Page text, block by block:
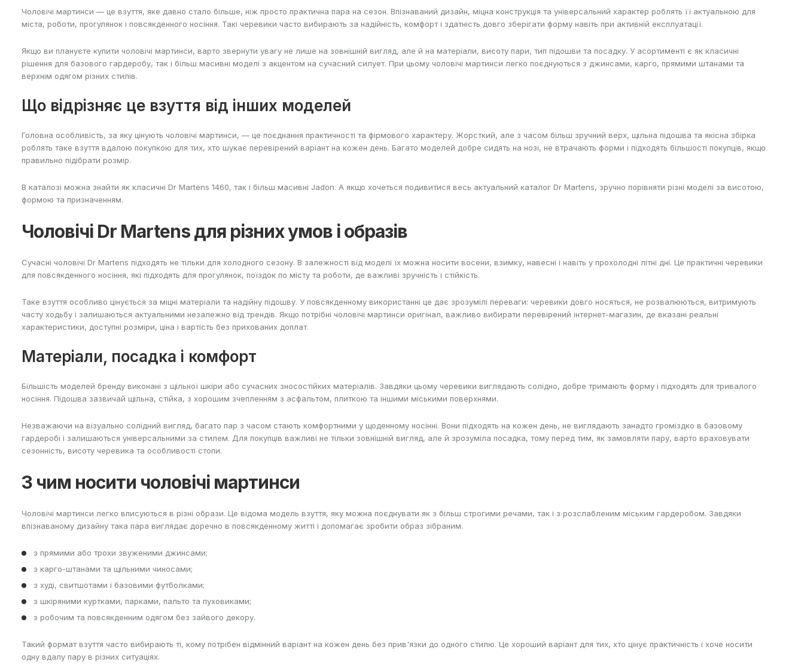
Чоловічі мартинси — це взуття, яке давно стало більше, ніж просто практична пара на сезон. Впізнаваний дизайн, міцна конструкція та універсальний характер роблять її актуальною для
міста, роботи, прогулянок і повсякденного носіння. Такі черевики часто вибирають за надійність, комфорт і здатність довго зберігати форму навіть при активній експлуатації.
Якщо ви плануєте купити чоловічі мартинси, варто звернути увагу не лише на зовнішній вигляд, але й на матеріали, висоту пари, тип підошви та посадку. У асортименті є як класичні
рішення для базового гардеробу, так і більш масивні моделі з акцентом на сучасний силует. При цьому чоловічі мартинси легко поєднуються з джинсами, карго, прямими штанами та
верхнім одягом різних стилів.
Що відрізняє це взуття від інших моделей
Головна особливість, за яку цінують чоловічі мартинси, — це поєднання практичності та фірмового характеру. Жорсткий, але з часом більш зручний верх, щільна підошва та якісна збірка
роблять таке взуття вдалою покупкою для тих, хто шукає перевірений варіант на кожен день. Багато моделей добре сидять на нозі, не втрачають форми і підходять більшості покупців, якщо
правильно підібрати розмір.
В каталозі можна знайти як класичні Dr Martens 1460, так і більш масивні Jadon. А якщо хочеться подивитися весь актуальний каталог Dr Martens, зручно порівняти різні моделі за висотою,
формою та призначенням.
Чоловічі Dr Martens для різних умов і образів
Сучасні чоловічі Dr Martens підходять не тільки для холодного сезону. В залежності від моделі їх можна носити восени, взимку, навесні і навіть у прохолодні літні дні. Це практичні черевики
для повсякденного носіння, які підходять для прогулянок, поїздок по місту та роботи, де важливі зручність і стійкість.
Таке взуття особливо цінується за міцні матеріали та надійну підошву. У повсякденному використанні це дає зрозумілі переваги: черевики довго носяться, не розвалюються, витримують
часту ходьбу і залишаються актуальними незалежно від трендів. Якщо потрібні чоловічі мартинси оригінал, важливо вибирати перевірений інтернет-магазин, де вказані реальні
характеристики, доступні розміри, ціна і вартість без прихованих доплат.
Матеріали, посадка і комфорт
Більшість моделей бренду виконані з щільної шкіри або сучасних зносостійких матеріалів. Завдяки цьому черевики виглядають солідно, добре тримають форму і підходять для тривалого
носіння. Підошва зазвичай щільна, стійка, з хорошим зчепленням з асфальтом, плиткою та іншими міськими поверхнями.
Незважаючи на візуально солідний вигляд, багато пар з часом стають комфортними у щоденному носінні. Вони підходять на кожен день, не виглядають занадто громіздко в базовому
гардеробі і залишаються універсальними за стилем. Для покупців важливі не тільки зовнішній вигляд, але й зрозуміла посадка, тому перед тим, як замовляти пару, варто враховувати
сезонність, висоту черевика та особливості стопи.
З чим носити чоловічі мартинси
Чоловічі мартинси легко вписуються в різні образи. Це відома модель взуття, яку можна поєднувати як з більш строгими речами, так і з розслабленим міським гардеробом. Завдяки
впізнаваному дизайну така пара виглядає доречно в повсякденному житті і допомагає зробити образ зібраним.
з прямими або трохи звуженими джинсами;
з карго-штанами та щільними чиносами;
з худі, свитшотами і базовими футболками;
з шкіряними куртками, парками, пальто та пуховиками;
з робочим та повсякденним одягом без зайвого декору.
Такий формат взуття часто вибирають ті, кому потрібен відмінний варіант на кожен день без прив'язки до одного стилю. Це хороший варіант для тих, хто цінує практичність і хоче носити
одну вдалу пару в різних ситуаціях.